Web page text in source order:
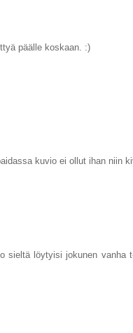
päälle koskaan. :)
kuvio ei ollut ihan niin
löytyisi jokunen vanha